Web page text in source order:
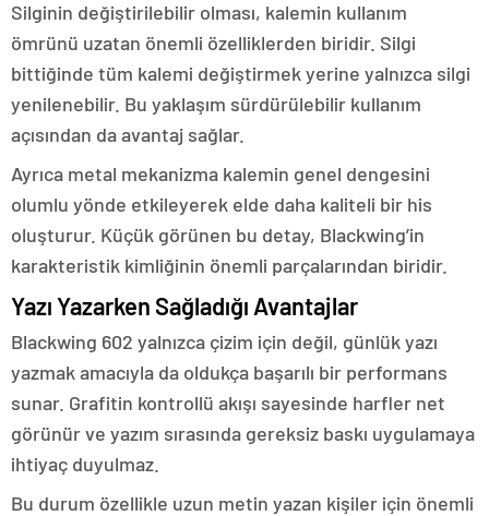
Silginin değiştirilebilir olması, kalemin kullanım
ömrünü uzatan önemli özelliklerden biridir. Silgi
bittiğinde tüm kalemi değiştirmek yerine yalnızca silgi
yenilenebilir. Bu yaklaşım sürdürülebilir kullanım
açısından da avantaj sağlar.
Ayrıca metal mekanizma kalemin genel dengesini
olumlu yönde etkileyerek elde daha kaliteli bir his
oluşturur. Küçük görünen bu detay, Blackwing’in
karakteristik kimliğinin önemli parçalarından biridir.
Yazı Yazarken Sağladığı Avantajlar
Blackwing 602 yalnızca çizim için değil, günlük yazı
yazmak amacıyla da oldukça başarılı bir performans
sunar. Grafitin kontrollü akışı sayesinde harfler net
görünür ve yazım sırasında gereksiz baskı uygulamaya
ihtiyaç duyulmaz.
Bu durum özellikle uzun metin yazan kişiler için önemli